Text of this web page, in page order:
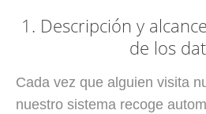
1. Descripción y
de los
Cada vez que alguien visita
nuestro sistema recoge